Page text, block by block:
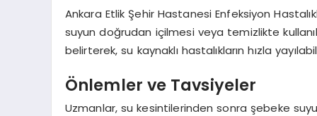
Ankara Etlik Şehir Hastanesi Enfeksiyon
suyun doğrudan içilmesi veya temizlikte
belirterek, su kaynaklı hastalıkların hızla
Önlemler ve Tavsiyeler
Uzmanlar, su kesintilerinden sonra şebeke